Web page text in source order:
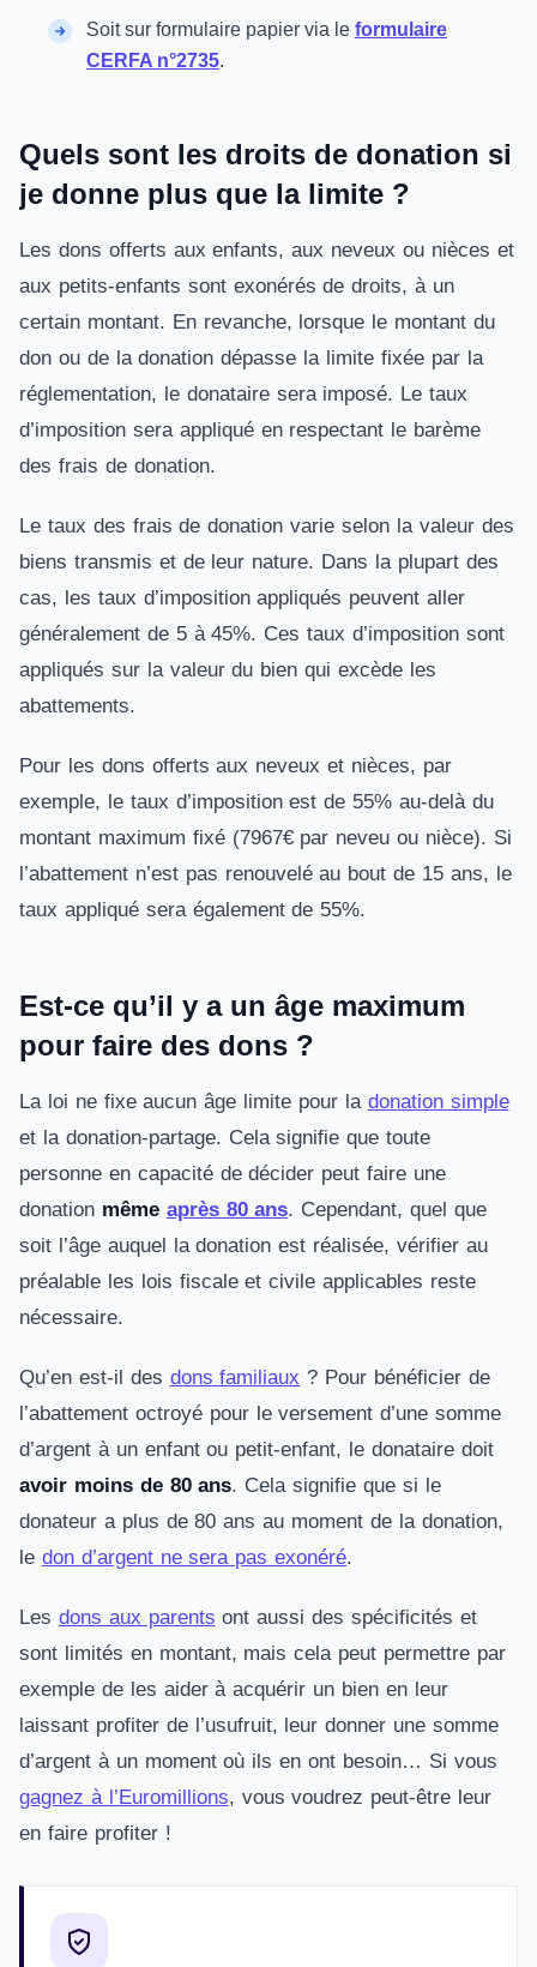
Soit sur formulaire papier via le formulaire
CERFA n°2735.
Quels sont les droits de donation si
je donne plus que la limite ?
Les dons offerts aux enfants, aux neveux ou nièces et
aux petits-enfants sont exonérés de droits, à un
certain montant. En revanche, lorsque le montant du
don ou de la donation dépasse la limite fixée par la
réglementation, le donataire sera imposé. Le taux
d’imposition sera appliqué en respectant le barème
des frais de donation.
Le taux des frais de donation varie selon la valeur des
biens transmis et de leur nature. Dans la plupart des
cas, les taux d’imposition appliqués peuvent aller
généralement de 5 à 45%. Ces taux d’imposition sont
appliqués sur la valeur du bien qui excède les
abattements.
Pour les dons offerts aux neveux et nièces, par
exemple, le taux d’imposition est de 55% au-delà du
montant maximum fixé (7967€ par neveu ou nièce). Si
l’abattement n’est pas renouvelé au bout de 15 ans, le
taux appliqué sera également de 55%.
Est-ce qu’il y a un âge maximum
pour faire des dons ?
La loi ne fixe aucun âge limite pour la donation simple
et la donation-partage. Cela signifie que toute
personne en capacité de décider peut faire une
donation même après 80 ans. Cependant, quel que
soit l’âge auquel la donation est réalisée, vérifier au
préalable les lois fiscale et civile applicables reste
nécessaire.
Qu’en est-il des dons familiaux ? Pour bénéficier de
l’abattement octroyé pour le versement d’une somme
d’argent à un enfant ou petit-enfant, le donataire doit
avoir moins de 80 ans. Cela signifie que si le
donateur a plus de 80 ans au moment de la donation,
le don d’argent ne sera pas exonéré.
Les dons aux parents ont aussi des spécificités et
sont limités en montant, mais cela peut permettre par
exemple de les aider à acquérir un bien en leur
laissant profiter de l’usufruit, leur donner une somme
d’argent à un moment où ils en ont besoin… Si vous
gagnez à l’Euromillions, vous voudrez peut-être leur
en faire profiter !